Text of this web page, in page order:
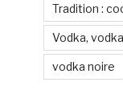
Tradition :
Vodka,
vodka noire